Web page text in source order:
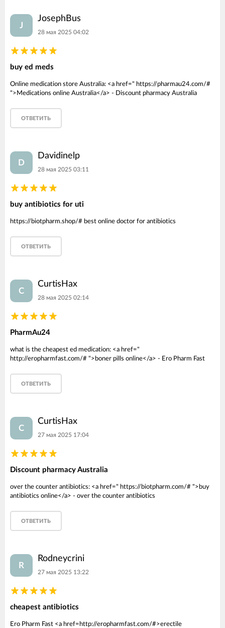
J
JosephBus
28 мая 2025 04:02
buy ed meds
Online medication store Australia: <a href=" https://pharmau24.com/#
">Medications online Australia</a> - Discount pharmacy Australia
ОТВЕТИТЬ
D
Davidinelp
28 мая 2025 03:11
buy antibiotics for uti
https://biotpharm.shop/# best online doctor for antibiotics
ОТВЕТИТЬ
C
CurtisHax
28 мая 2025 02:14
PharmAu24
what is the cheapest ed medication: <a href="
http://eropharmfast.com/# ">boner pills online</a> - Ero Pharm Fast
ОТВЕТИТЬ
C
CurtisHax
27 мая 2025 17:04
Discount pharmacy Australia
over the counter antibiotics: <a href=" https://biotpharm.com/# ">buy
antibiotics online</a> - over the counter antibiotics
ОТВЕТИТЬ
R
Rodneycrini
27 мая 2025 13:22
cheapest antibiotics
Ero Pharm Fast <a href=http://eropharmfast.com/#>erectile